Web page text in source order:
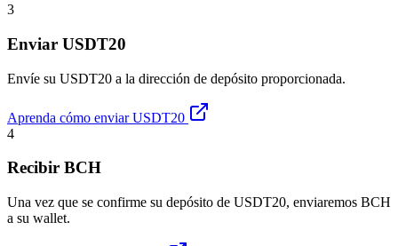
3
Enviar USDT20
Envíe su USDT20 a la dirección de depósito proporcionada.
Aprenda cómo enviar USDT20
4
Recibir BCH
Una vez que se confirme su depósito de USDT20, enviaremos BCH
a su wallet.